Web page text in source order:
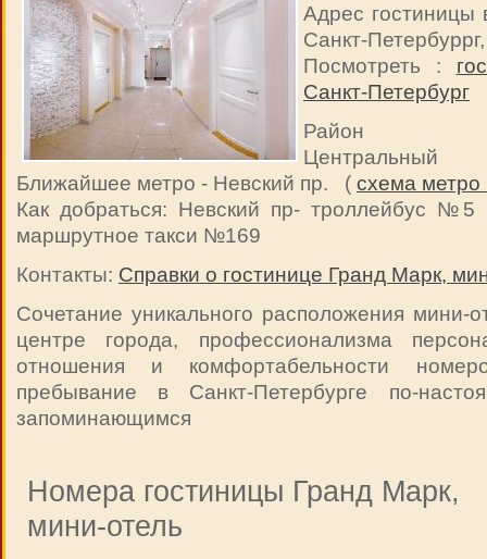
Адрес гостиницы
Санкт-
Посмотреть :
Санкт-Петербург
Район
Центральный
Ближайшее метро - Невский пр. ( схема метро
Как добраться: Невский пр- троллейбус
маршрутное такси №169
Контакты: Справки о гостинице Гранд Марк,
Сочетание уникального расположения мини-
центре города, профессионализма
отношения и комфортабельности
пребывание в Санкт-Петербурге по-
запоминающимся
Номера гостиницы Гранд Марк,
мини-отель